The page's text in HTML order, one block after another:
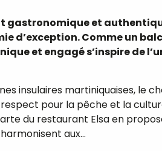
gastronomique et
d’exception. Comme un
et engagé s’inspire de
insulaires martiniquaises, le
pour la pêche et la
du restaurant Elsa en
aux...